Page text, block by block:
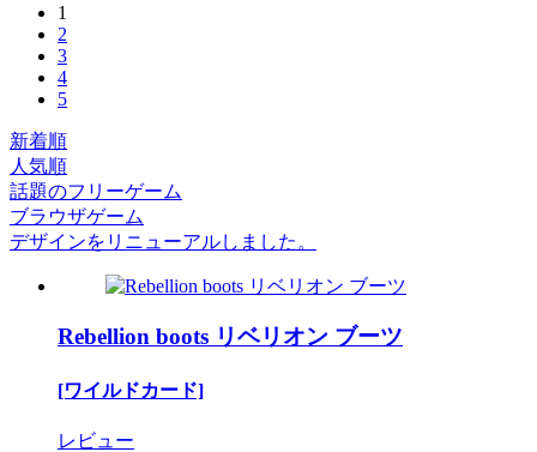
1
2
3
4
5
新着順
人気順
話題のフリーゲーム
ブラウザゲーム
デザインをリニューアルしました。
Rebellion boots リベリオン ブーツ
[ワイルドカード]
レビュー